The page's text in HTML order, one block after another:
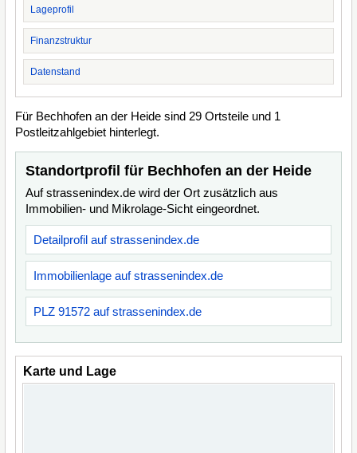
Lageprofil
Finanzstruktur
Datenstand
Für Bechhofen an der Heide sind 29 Ortsteile und 1
Postleitzahlgebiet hinterlegt.
Standortprofil für Bechhofen an der Heide
Auf strassenindex.de wird der Ort zusätzlich aus
Immobilien- und Mikrolage-Sicht eingeordnet.
Detailprofil auf strassenindex.de
Immobilienlage auf strassenindex.de
PLZ 91572 auf strassenindex.de
Karte und Lage